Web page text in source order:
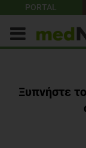
PORTAL
Ξυπνήστε